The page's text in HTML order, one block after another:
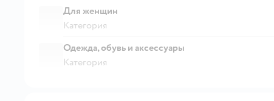
Для женщин
Категория
Одежда, обувь и аксессуары
Категория